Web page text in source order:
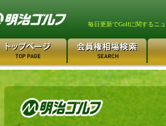
毎日更新でGolfに関するニ